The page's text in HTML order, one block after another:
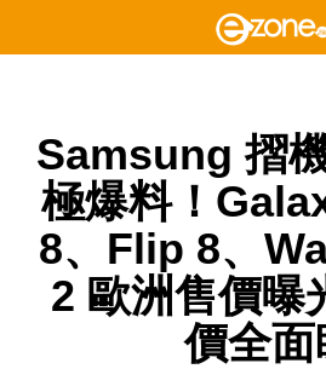
Samsung 摺
極爆料！
8、Flip 8、
2 歐洲售價曝
價全面